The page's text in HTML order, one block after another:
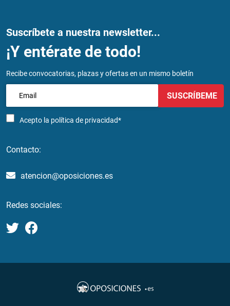
Suscríbete a nuestra newsletter...
¡Y entérate de todo!
Recibe convocatorias, plazas y ofertas en un mismo boletín
Acepto la política de privacidad*
SUSCRÍBEME
Contacto:
atencion@oposiciones.es
Redes sociales: